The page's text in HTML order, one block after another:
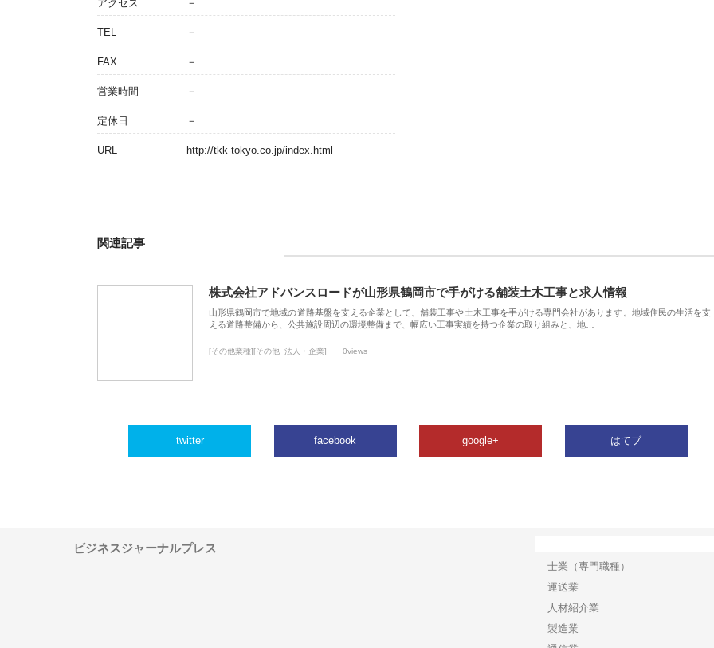
アクセス －
TEL －
FAX －
営業時間 －
定休日 －
URL http://tkk-tokyo.co.jp/index.html
関連記事
株式会社アドバンスロードが山形県鶴岡市で手がける舗装土木工事と求人情報
山形県鶴岡市で地域の道路基盤を支える企業として、舗装工事や土木工事を手がける専門会社があります。地域住民の生活を支
える道路整備から、公共施設周辺の環境整備まで、幅広い工事実績を持つ企業の取り組みと、地…
[その他業種][その他_法人・企業] 0views
twitter facebook google+ はてブ
ビジネスジャーナルプレス
士業（専門職種）
運送業
人材紹介業
製造業